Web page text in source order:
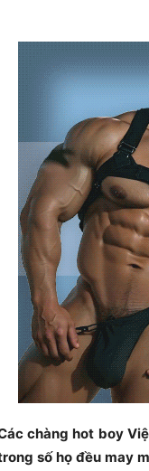
chàng hot boy
số họ đều may